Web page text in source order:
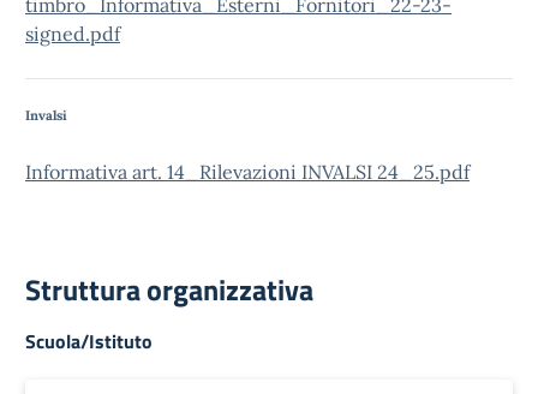
timbro_Informativa_Esterni_Fornitori_22-23-
signed.pdf
Invalsi
Informativa art. 14_Rilevazioni INVALSI 24_25.pdf
Struttura organizzativa
Scuola/Istituto